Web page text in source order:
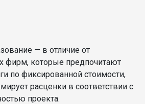
— в отличие от
фирм, которые предпочитают
по фиксированной стоимости,
расценки в соответствии с
проекта.